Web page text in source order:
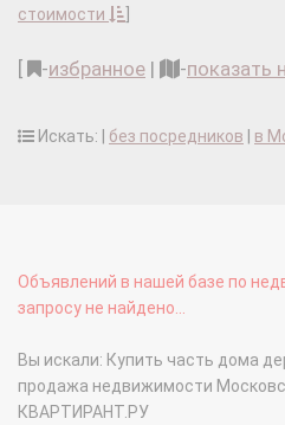
стоимости
-избранное | -показать
Искать: | без посредников в
Объявлений в нашей базе по
запросу не найдено...
Вы искали: Купить часть дома
продажа недвижимости
КВАРТИРАНТ.РУ